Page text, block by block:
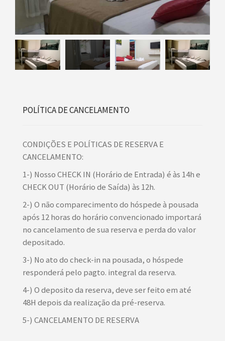
POLÍTICA DE CANCELAMENTO
CONDIÇÕES E POLÍTICAS DE RESERVA E
CANCELAMENTO:
1-) Nosso CHECK IN (Horário de Entrada) é às 14h e
CHECK OUT (Horário de Saída) às 12h.
2-) O não comparecimento do hóspede à pousada
após 12 horas do horário convencionado importará
no cancelamento de sua reserva e perda do valor
depositado.
3-) No ato do check-in na pousada, o hóspede
responderá pelo pagto. integral da reserva.
4-) O deposito da reserva, deve ser feito em até
48H depois da realização da pré-reserva.
5-) CANCELAMENTO DE RESERVA